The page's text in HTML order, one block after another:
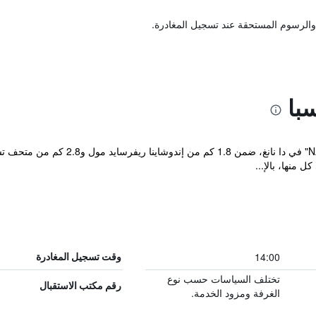
المستحقة عند تسجيل المغادرة.
منها، بالإ...
14:00 وقت تسجيل المغادرة
تختلف السياسات حسب نوع
الغرفة ومزود الخدمة.
رقم مكتب الاستقبال